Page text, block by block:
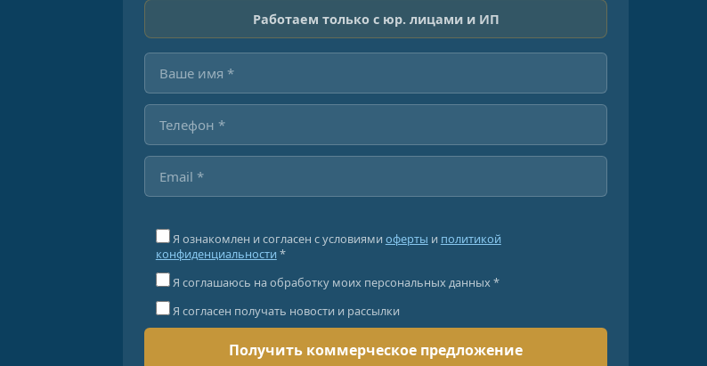
Работаем только с юр. лицами и ИП
Я ознакомлен и согласен с условиями оферты и политикой
конфиденциальности *
Я соглашаюсь на обработку моих персональных данных *
Я согласен получать новости и рассылки